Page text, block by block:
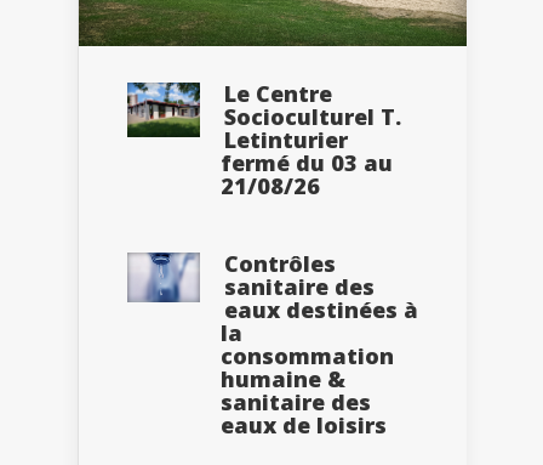
Le Centre
Socioculturel T.
Letinturier
fermé du 03 au
21/08/26
Contrôles
sanitaire des
eaux destinées à
la
consommation
humaine &
sanitaire des
eaux de loisirs